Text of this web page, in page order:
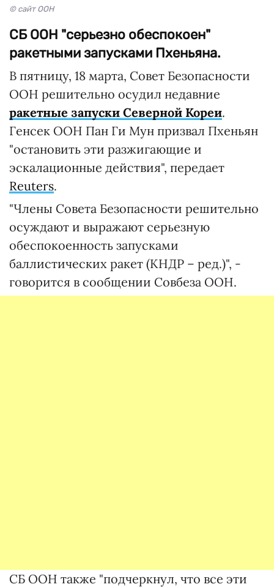
© сайт ООН
СБ ООН "серьезно обеспокоен"
ракетными запусками Пхеньяна.
В пятницу, 18 марта, Совет Безопасности
ООН решительно осудил недавние
ракетные запуски Северной Кореи.
Генсек ООН Пан Ги Мун призвал Пхеньян
"остановить эти разжигающие и
эскалационные действия", передает
Reuters.
"Члены Совета Безопасности решительно
осуждают и выражают серьезную
обеспокоенность запусками
баллистических ракет (КНДР – ред.)", -
говорится в сообщении Совбеза ООН.
СБ ООН также "подчеркнул, что все эти